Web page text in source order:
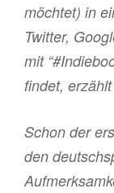
möchtet) in
Twitter,
mit
findet,
Schon der
den